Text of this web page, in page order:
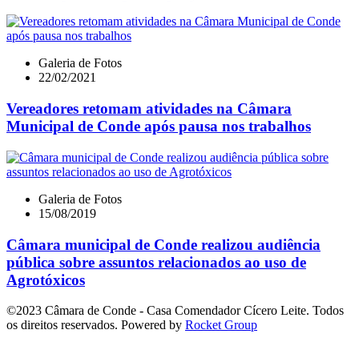
Galeria de Fotos
22/02/2021
Vereadores retomam atividades na Câmara
Municipal de Conde após pausa nos trabalhos
Galeria de Fotos
15/08/2019
Câmara municipal de Conde realizou audiência
pública sobre assuntos relacionados ao uso de
Agrotóxicos
©2023 Câmara de Conde - Casa Comendador Cícero Leite. Todos
os direitos reservados. Powered by Rocket Group